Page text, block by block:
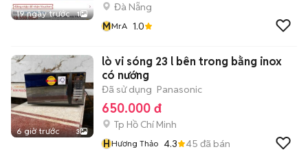
19 ngày trước 1
Đà Nẵng
MMrA 1.0
6 giờ trước 3
lò vi sóng 23 l bên trong bằng inox
có nướng
Đã sử dụng Panasonic
650.000 đ
Tp Hồ Chí Minh
HHương Thảo 4.3 45 đã bán